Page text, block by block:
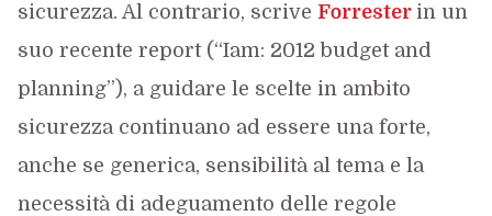
sicurezza. Al contrario, scrive Forrester in un
suo recente report (“Iam: 2012 budget and
planning”), a guidare le scelte in ambito
sicurezza continuano ad essere una forte,
anche se generica, sensibilità al tema e la
necessità di adeguamento delle regole